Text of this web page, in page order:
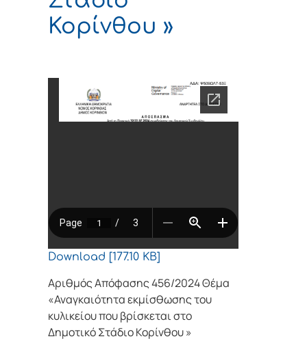
Κορίνθου »
Download [177.10 KB]
Αριθμός Απόφασης 456/2024 Θέμα
«Αναγκαιότητα εκμίσθωσης του
κυλικείου που βρίσκεται στο
Δημοτικό Στάδιο Κορίνθου »